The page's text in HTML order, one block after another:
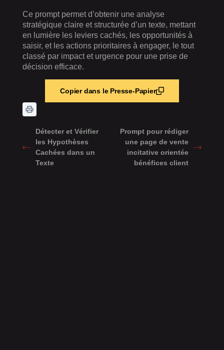
Ce prompt permet d’obtenir une analyse
stratégique claire et structurée d’un texte, mettant
en lumière les leviers cachés, les opportunités à
saisir, et les actions prioritaires à engager, le tout
classé par impact et urgence pour une prise de
décision efficace.
Copier dans le Presse-Papier
Détecter et Vérifier
les Hypothèses
Cachées dans un
Texte
Prompt pour rédiger
une page de vente
incitative orientée
bénéfices client